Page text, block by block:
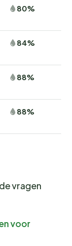
80%
84%
88%
88%
vragen
voor